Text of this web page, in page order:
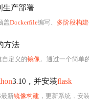
生产部署
盖Dockerfile编写、 多阶段构建
方法
自定义的镜像。通过一个简单
3.10，并安装flask
新镜像构建 ，更新系统，安